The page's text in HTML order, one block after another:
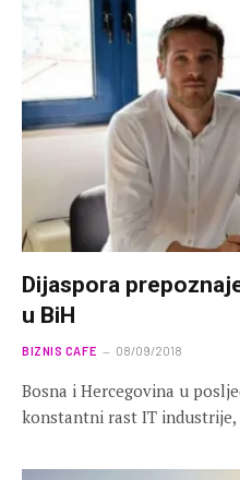
Dijaspora
u BiH
BIZNIS CAFE 08/09/2018
Bosna i Hercegovina u
konstantni rast IT industrije,